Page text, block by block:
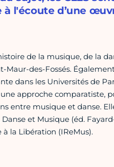
l'écoute d’une
de la musique, de la
Maur-des-Fossés.
dans les Universités de
approche comparatiste,
entre musique et danse.
et Musique (éd.
la Libération (IReMus).